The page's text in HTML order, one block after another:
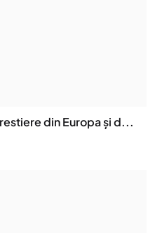
din Europa și d...